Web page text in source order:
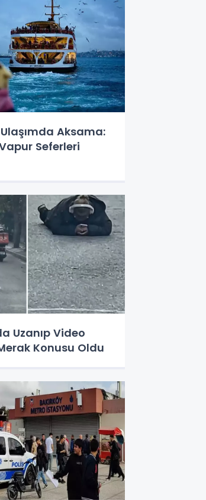
Aksama:
Seferleri
Uzanıp Video
Konusu Oldu